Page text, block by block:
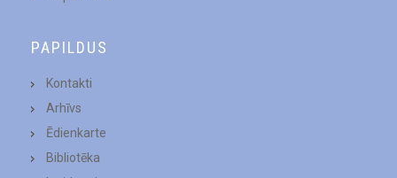
PAPILDUS
Kontakti
Arhīvs
Ēdienkarte
Bibliotēka